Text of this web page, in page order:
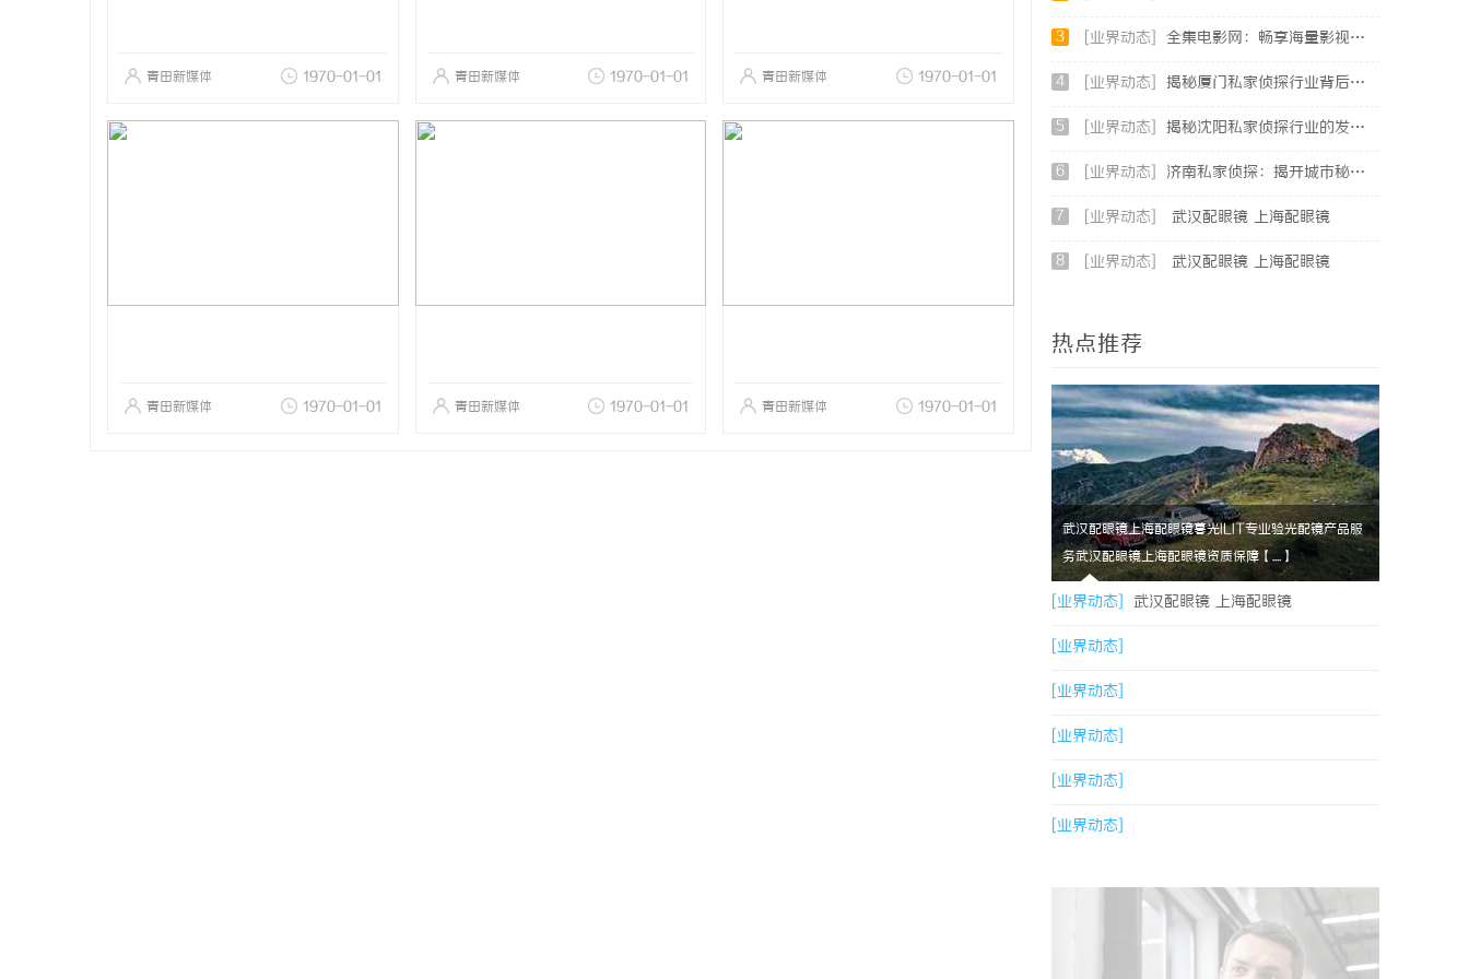
青田新媒体 1970-01-01 青田新媒体 1970-01-01 青田新媒体 1970-01-01
青田新媒体 1970-01-01 青田新媒体 1970-01-01 青田新媒体 1970-01-01
3 [业界动态] 全集电影网：畅享海量影视资源的最佳选择
4 [业界动态] 揭秘厦门私家侦探行业背后的故事与服务价值
5 [业界动态] 揭秘沈阳私家侦探行业的发展与现实应用
6 [业界动态] 济南私家侦探：揭开城市秘密的专业侦查服务
7 [业界动态] 武汉配眼镜 上海配眼镜
8 [业界动态] 武汉配眼镜 上海配眼镜
热点推荐
武汉配眼镜上海配眼镜暮光ILIT专业验光配镜产品服
务武汉配眼镜上海配眼镜资质保障【....】
[业界动态] 武汉配眼镜 上海配眼镜
[业界动态]
[业界动态]
[业界动态]
[业界动态]
[业界动态]